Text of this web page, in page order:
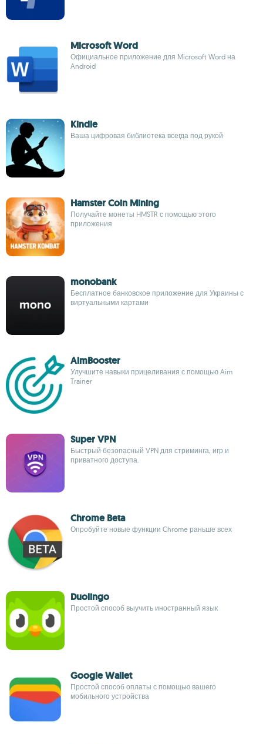
Microsoft Word
Официальное приложение для Microsoft Word на
Android
Kindle
Ваша цифровая библиотека всегда под рукой
Hamster Coin Mining
Получайте монеты HMSTR с помощью этого
приложения
monobank
Бесплатное банковское приложение для Украины с
виртуальными картами
AimBooster
Улучшите навыки прицеливания с помощью Aim
Trainer
Super VPN
Быстрый безопасный VPN для стриминга, игр и
приватного доступа.
Chrome Beta
Опробуйте новые функции Chrome раньше всех
Duolingo
Простой способ выучить иностранный язык
Google Wallet
Простой способ оплаты с помощью вашего
мобильного устройства